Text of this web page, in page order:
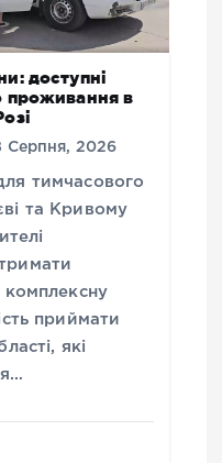
доступні
проживання в
Серпня, 2026
тимчасового
та Кривому
комплексну
приймати
які